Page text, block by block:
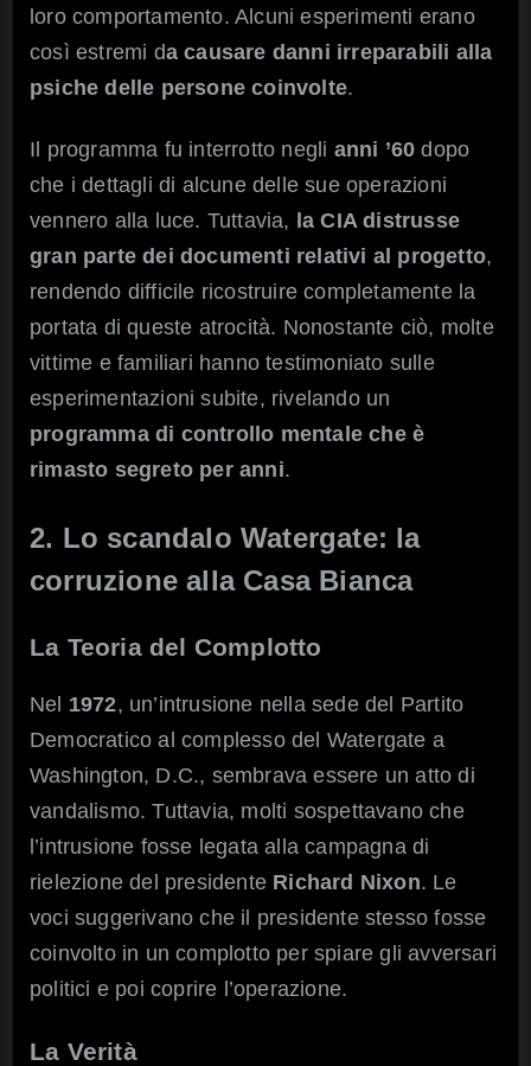
loro comportamento. Alcuni esperimenti erano
così estremi da causare danni irreparabili alla
psiche delle persone coinvolte.
Il programma fu interrotto negli anni ’60 dopo
che i dettagli di alcune delle sue operazioni
vennero alla luce. Tuttavia, la CIA distrusse
gran parte dei documenti relativi al progetto,
rendendo difficile ricostruire completamente la
portata di queste atrocità. Nonostante ciò, molte
vittime e familiari hanno testimoniato sulle
esperimentazioni subite, rivelando un
programma di controllo mentale che è
rimasto segreto per anni.
2. Lo scandalo Watergate: la
corruzione alla Casa Bianca
La Teoria del Complotto
Nel 1972, un’intrusione nella sede del Partito
Democratico al complesso del Watergate a
Washington, D.C., sembrava essere un atto di
vandalismo. Tuttavia, molti sospettavano che
l’intrusione fosse legata alla campagna di
rielezione del presidente Richard Nixon. Le
voci suggerivano che il presidente stesso fosse
coinvolto in un complotto per spiare gli avversari
politici e poi coprire l’operazione.
La Verità